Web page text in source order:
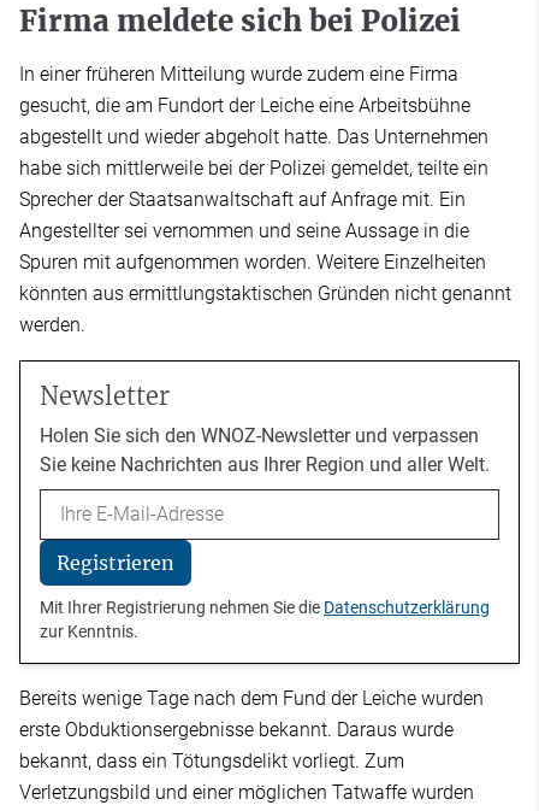
Firma meldete sich bei Polizei
In einer früheren Mitteilung wurde zudem eine Firma
gesucht, die am Fundort der Leiche eine Arbeitsbühne
abgestellt und wieder abgeholt hatte. Das Unternehmen
habe sich mittlerweile bei der Polizei gemeldet, teilte ein
Sprecher der Staatsanwaltschaft auf Anfrage mit. Ein
Angestellter sei vernommen und seine Aussage in die
Spuren mit aufgenommen worden. Weitere Einzelheiten
könnten aus ermittlungstaktischen Gründen nicht genannt
werden.
Newsletter
Holen Sie sich den WNOZ-Newsletter und verpassen
Sie keine Nachrichten aus Ihrer Region und aller Welt.
Email
Registrieren
Mit Ihrer Registrierung nehmen Sie die Datenschutzerklärung
zur Kenntnis.
Bereits wenige Tage nach dem Fund der Leiche wurden
erste Obduktionsergebnisse bekannt. Daraus wurde
bekannt, dass ein Tötungsdelikt vorliegt. Zum
Verletzungsbild und einer möglichen Tatwaffe wurden